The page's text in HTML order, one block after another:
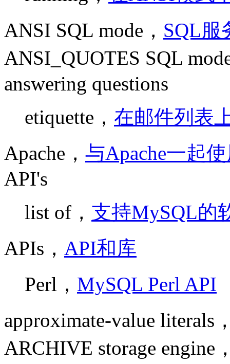
ANSI SQL mode， SQL服
ANSI_QUOTES SQL
answering questions
etiquette， 在邮件列表
Apache， 与Apache一起
API's
list of， 支持MySQL的
APIs， API和库
Perl， MySQL Perl API
approximate-value literals
ARCHIVE storage engine